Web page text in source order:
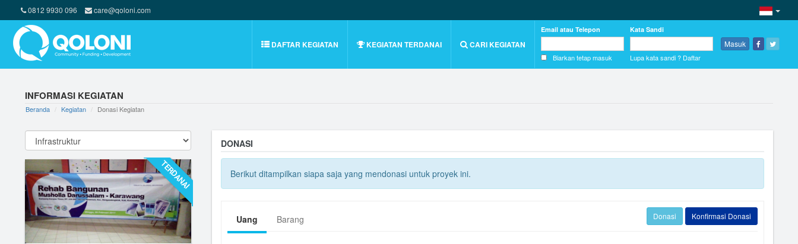
0812 9930 096 care@qoloni.com
DAFTAR KEGIATAN KEGIATAN TERDANAI CARI KEGIATAN
Email atau Telepon
Biarkan tetap masuk
Kata Sandi
Masuk
Lupa kata sandi ? Daftar
INFORMASI KEGIATAN
Beranda Kegiatan Donasi Kegiatan
TERDANAI
DONASI
Berikut ditampilkan siapa saja yang mendonasi untuk proyek ini.
Donasi Konfirmasi Donasi
Uang Barang